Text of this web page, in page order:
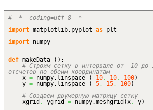
# -*- coding=utf-8 -*-
import matplotlib. pyplot as plt
import numpy
def makeData ( ) :
# Строим сетку в интервале от -10 до
отсчетов по обеим координатам
x = numpy. linspace ( -10, 10, 100)
y = numpy. linspace ( -5, 15, 100)
# Создаем двумерную матрицу-сетку
xgrid , ygrid = numpy.meshgrid (x, y)